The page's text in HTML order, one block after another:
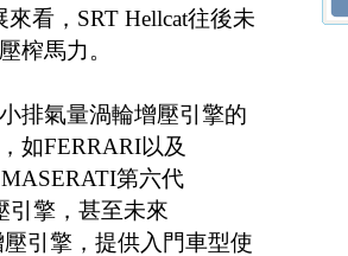
看，SRT Hellcat往後未
榨馬力。
排氣量渦輪增壓引擎的
如FERRARI以及
第六代
引擎，甚至未來
引擎，提供入門車型使